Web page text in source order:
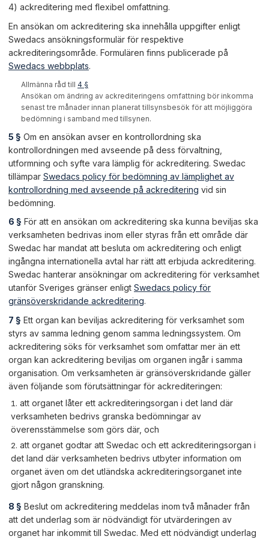
4) ackreditering med flexibel omfattning.
En ansökan om ackreditering ska innehålla uppgifter enligt
Swedacs ansökningsformulär för respektive
ackrediteringsområde. Formulären finns publicerade på
Swedacs webbplats.
Allmänna råd till 4 §
Ansökan om ändring av ackrediteringens omfattning bör inkomma
senast tre månader innan planerat tillsynsbesök för att möjliggöra
bedömning i samband med tillsynen.
5 § Om en ansökan avser en kontrollordning ska
kontrollordningen med avseende på dess förvaltning,
utformning och syfte vara lämplig för ackreditering. Swedac
tillämpar Swedacs policy för bedömning av lämplighet av
kontrollordning med avseende på ackreditering vid sin
bedömning.
6 § För att en ansökan om ackreditering ska kunna beviljas ska
verksamheten bedrivas inom eller styras från ett område där
Swedac har mandat att besluta om ackreditering och enligt
ingångna internationella avtal har rätt att erbjuda ackreditering.
Swedac hanterar ansökningar om ackreditering för verksamhet
utanför Sveriges gränser enligt Swedacs policy för
gränsöverskridande ackreditering.
7 § Ett organ kan beviljas ackreditering för verksamhet som
styrs av samma ledning genom samma ledningssystem. Om
ackreditering söks för verksamhet som omfattar mer än ett
organ kan ackreditering beviljas om organen ingår i samma
organisation. Om verksamheten är gränsöverskridande gäller
även följande som förutsättningar för ackrediteringen:
att organet låter ett ackrediteringsorgan i det land där
verksamheten bedrivs granska bedömningar av
överensstämmelse som görs där, och
att organet godtar att Swedac och ett ackrediteringsorgan i
det land där verksamheten bedrivs utbyter information om
organet även om det utländska ackrediteringsorganet inte
gjort någon granskning.
8 § Beslut om ackreditering meddelas inom två månader från
att det underlag som är nödvändigt för utvärderingen av
organet har inkommit till Swedac. Med ett nödvändigt underlag